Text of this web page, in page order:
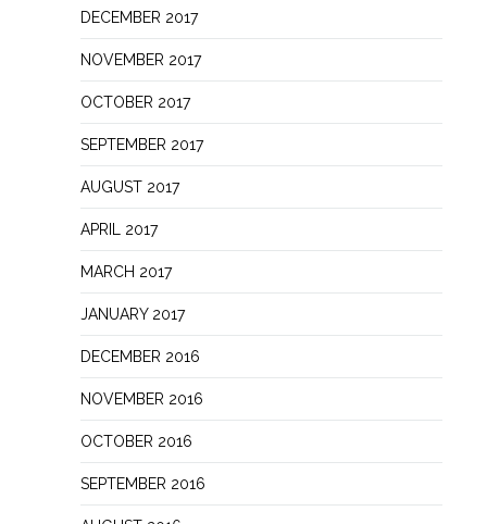
DECEMBER 2017
NOVEMBER 2017
OCTOBER 2017
SEPTEMBER 2017
AUGUST 2017
APRIL 2017
MARCH 2017
JANUARY 2017
DECEMBER 2016
NOVEMBER 2016
OCTOBER 2016
SEPTEMBER 2016